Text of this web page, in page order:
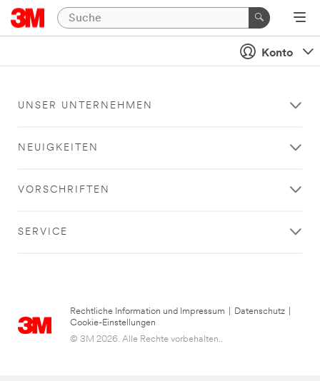
Konto
UNSER UNTERNEHMEN
NEUIGKEITEN
VORSCHRIFTEN
SERVICE
Rechtliche Information und Impressum Datenschutz
Cookie-Einstellungen
© 3M 2026. Alle Rechte vorbehalten..